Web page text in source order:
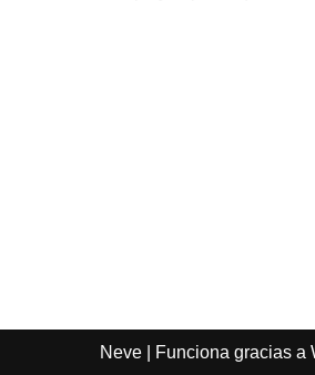
Neve| Funciona gracias a